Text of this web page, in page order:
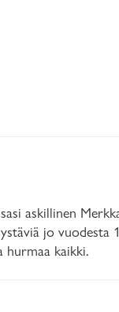
askillinen
jo
hurmaa kaikki.